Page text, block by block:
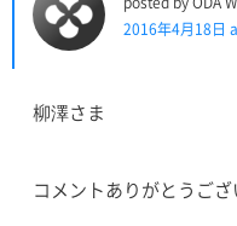
2016年4月18日
柳澤さま
コメントありがとうござ